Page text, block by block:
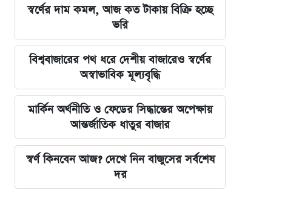
চার বিভাগে দুর্যোগপূর্ণ আবহাওয়ার আশঙ্কায়
আবহাওয়া দপ্তরের বিশেষ সতর্কতা
হাসিনাকে মাইক দেওয়ায় ভারতকে
কাঠগড়ায় তুললেন সালাহউদ্দিন
বিশ্ববাজারের পথ ধরে দেশীয় বাজারেও
স্বর্ণের অস্বাভাবিক মূল্যবৃদ্ধি
গ্যাস ও বিদ্যুৎ সংকট মোকাবিলায় নতুন
আশার খবর দিলেন জ্বালানিমন্ত্রী
স্বর্ণের দাম কমল, আজ কত টাকায় বিক্রি হচ্ছে
ভরি
বিশ্ববাজারের পথ ধরে দেশীয় বাজারেও স্বর্ণের
অস্বাভাবিক মূল্যবৃদ্ধি
মার্কিন অর্থনীতি ও ফেডের সিদ্ধান্তের অপেক্ষায়
আন্তর্জাতিক ধাতুর বাজার
স্বর্ণ কিনবেন আজ? দেখে নিন বাজুসের সর্বশেষ
দর